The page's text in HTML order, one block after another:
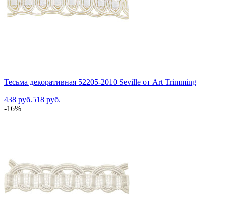
Тесьма декоративная 52205-2010 Seville от Art Trimming
438 руб.518 руб.
-16%